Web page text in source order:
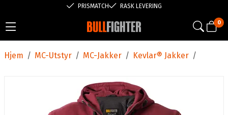
PRISMATCH RASK LEVERING
0
/
Hjem /
MC-Utstyr /
MC-Jakker /
Kevlar® Jakker